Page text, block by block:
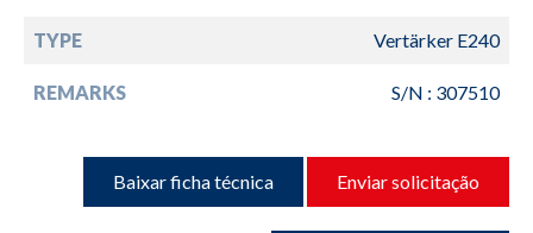
TYPE Vertärker E240
REMARKS S/N : 307510
Baixar ficha técnica Enviar solicitação